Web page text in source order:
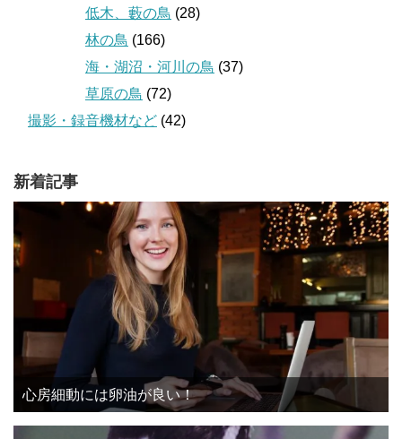
低木、藪の鳥 (28)
林の鳥 (166)
海・湖沼・河川の鳥 (37)
草原の鳥 (72)
撮影・録音機材など (42)
新着記事
心房細動には卵油が良い！